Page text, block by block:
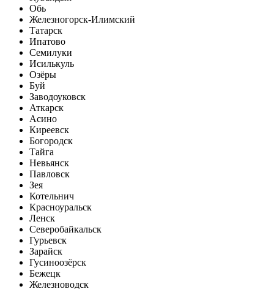
Обь
Железногорск-Илимский
Татарск
Ипатово
Семилуки
Исилькуль
Озёры
Буй
Заводоуковск
Аткарск
Асино
Киреевск
Богородск
Тайга
Невьянск
Павловск
Зея
Котельнич
Красноуральск
Ленск
Северобайкальск
Гурьевск
Зарайск
Гусиноозёрск
Бежецк
Железноводск